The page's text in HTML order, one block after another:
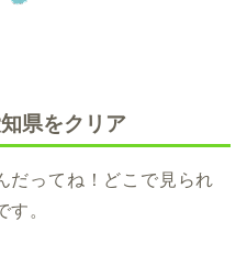
県をクリア
だってね！どこで見られ
す。